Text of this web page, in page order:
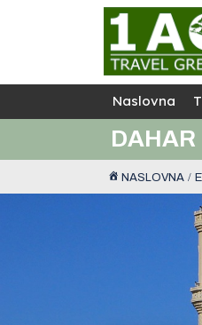
Naslovna
DAHAR
NASLOVNA